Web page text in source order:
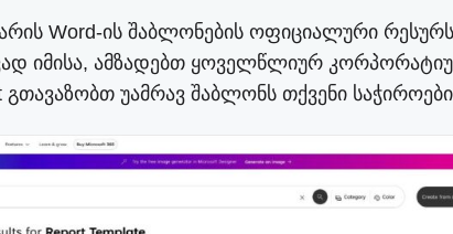
Word-ის შაბლონების ოფიციალური
იმისა, ამზადებთ ყოველწლიურ
უამრავ შაბლონს თქვენი